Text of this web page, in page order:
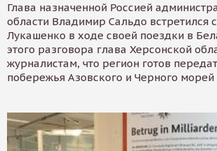
Глава назначенной Россией
области Владимир Сальдо встретился
Лукашенко в ходе своей поездки в
этого разговора глава Херсонской
журналистам, что регион готов
побережья Азовского и Черного морей